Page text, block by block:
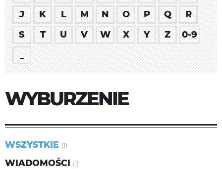
J
K L M N O P Q
R
S
T U V W X Y Z
0-9
WYBURZENIE
WSZYSTKIE (1)
WIADOMOŚCI (1)